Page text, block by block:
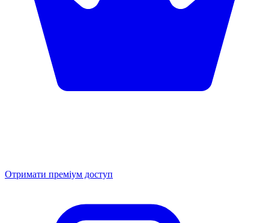
Отримати преміум доступ